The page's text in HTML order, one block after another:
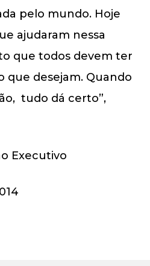
pelo mundo. Hoje
ajudaram nessa
que todos devem ter
que desejam. Quando
tudo dá certo”,
Executivo